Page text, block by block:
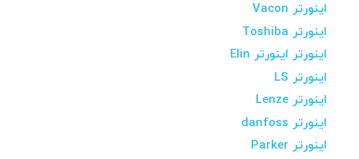
اینورتر Vacon
اینورتر Toshiba
اینورتر اینورتر Elin
اینورتر LS
اینورتر Lenze
اینورتر danfoss
اینورتر Parker